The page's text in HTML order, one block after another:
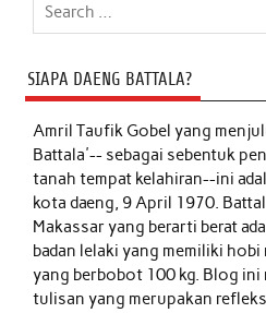
SIAPA DAENG BATTALA?
Amril Taufik Gobelyang
Battala'-- sebagai sebentuk
tanah tempat kelahiran--ini
kota daeng, 9 April 1970.
Makassar yang berarti berat
badan lelaki yang memiliki hobi
yang berbobot 100 kg. Blog ini
tulisan yang merupakan